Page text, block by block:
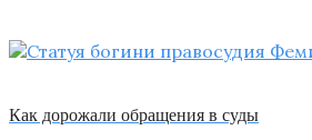
Как дорожали обращения в суды